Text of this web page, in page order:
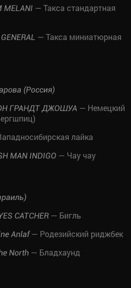
MELANI — Такса стандартная
— Такса миниатюрная
(Россия)
ГРАНДТ ДЖОШУА — Немецкий
лайка
MAN INDIGO — Чау чау
CATCHER — Бигль
Anlaf— Родезийский риджбек
North — Бладхаунд